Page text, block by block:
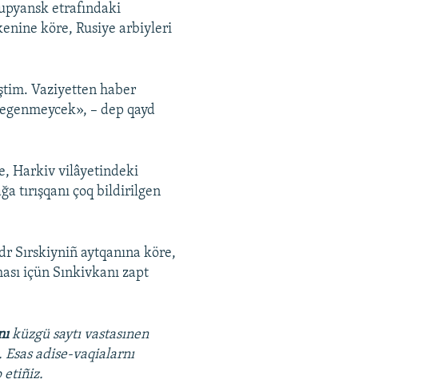
etrafındaki
köre, Rusiye arbiyleri
Vaziyetten haber
– dep qayd
Harkiv vilâyetindeki
tırışqanı çoq bildirilgen
Sırskiyniñ aytqanına köre,
içün Sınkivkanı zapt
küzgü saytı vastasınen
Esas adise-vaqialarnı
etiñiz.